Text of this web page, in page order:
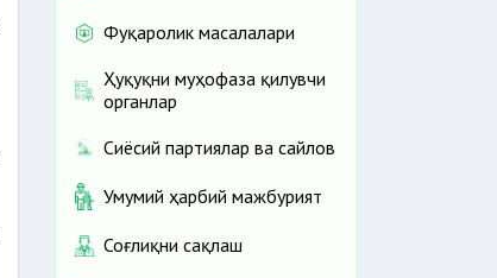
Фуқаролик масалалари
Ҳуқуқни муҳофаза қилувчи
органлар
Сиёсий партиялар ва сайлов
Умумий ҳарбий мажбурият
Соғлиқни сақлаш